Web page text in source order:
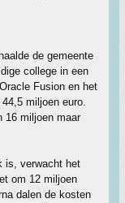
de gemeente
college in een
Fusion en het
miljoen euro.
16 miljoen maar
is, verwacht het
om 12 miljoen
dalen de kosten